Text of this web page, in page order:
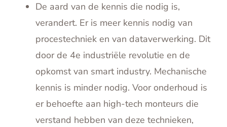
De aard van de kennis die nodig is,
verandert. Er is meer kennis nodig van
procestechniek en van dataverwerking. Dit
door de 4e industriële revolutie en de
opkomst van smart industry. Mechanische
kennis is minder nodig. Voor onderhoud is
er behoefte aan high-tech monteurs die
verstand hebben van deze technieken,